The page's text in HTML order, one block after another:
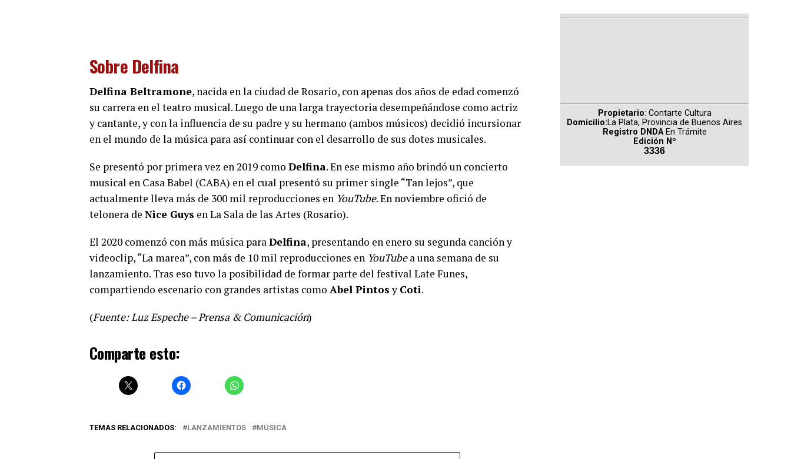
Sobre Delfina
Delfina Beltramone, nacida en la ciudad de Rosario, con apenas dos años de edad comenzó
su carrera en el teatro musical. Luego de una larga trayectoria desempeñándose como actriz
y cantante, y con la influencia de su padre y su hermano (ambos músicos) decidió incursionar
en el mundo de la música para así continuar con el desarrollo de sus dotes musicales.
Se presentó por primera vez en 2019 como Delfina. En ese mismo año brindó un concierto
musical en Casa Babel (CABA) en el cual presentó su primer single “Tan lejos”, que
actualmente lleva más de 300 mil reproducciones en YouTube. En noviembre ofició de
telonera de Nice Guys en La Sala de las Artes (Rosario).
El 2020 comenzó con más música paraDelfina, presentando en enero su segunda canción y
videoclip, “La marea”, con más de 10 mil reproducciones en YouTubea una semana de su
lanzamiento. Tras eso tuvo la posibilidad de formar parte del festival Late Funes,
compartiendo escenario con grandes artistas como Abel Pintosy Coti.
(Fuente: Luz Espeche – Prensa & Comunicación)
Comparte esto:
TEMAS RELACIONADOS: LANZAMIENTOS MÚSICA
Propietario: Contarte Cultura
Domicilio:La Plata, Provincia de Buenos Aires
Registro DNDA En Trámite
Edición Nº
3336